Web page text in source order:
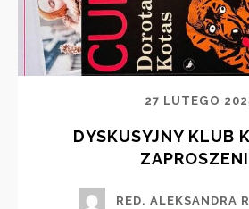
27 LUTEGO
DYSKUSYJNY KLUB
RED. ALEKSANDRA